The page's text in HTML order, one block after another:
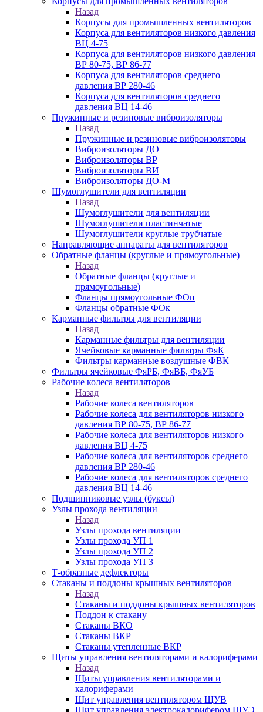
Назад
Корпусы для промышленных вентиляторов
Корпуса для вентиляторов низкого давления
ВЦ 4-75
Корпуса для вентиляторов низкого давления
ВР 80-75, ВР 86-77
Корпуса для вентиляторов среднего
давления ВР 280-46
Корпуса для вентиляторов среднего
давления ВЦ 14-46
Пружинные и резиновые виброизоляторы
Назад
Пружинные и резиновые виброизоляторы
Виброизоляторы ДО
Виброизоляторы ВР
Виброизоляторы ВИ
Виброизоляторы ДО-М
Шумоглушители для вентиляции
Назад
Шумоглушители для вентиляции
Шумоглушители пластинчатые
Шумоглушители круглые трубчатые
Направляющие аппараты для вентиляторов
Обратные фланцы (круглые и прямоугольные)
Назад
Обратные фланцы (круглые и
прямоугольные)
Фланцы прямоугольные ФОп
Фланцы обратные ФОк
Карманные фильтры для вентиляции
Назад
Карманные фильтры для вентиляции
Ячейковые карманные фильтры ФяК
Фильтры карманные воздушные ФВК
Фильтры ячейковые ФяРБ, ФяВБ, ФяУБ
Рабочие колеса вентиляторов
Назад
Рабочие колеса вентиляторов
Рабочие колеса для вентиляторов низкого
давления ВР 80-75, ВР 86-77
Рабочие колеса для вентиляторов низкого
давления ВЦ 4-75
Рабочие колеса для вентиляторов среднего
давления ВР 280-46
Рабочие колеса для вентиляторов среднего
давления ВЦ 14-46
Подшипниковые узлы (буксы)
Узлы прохода вентиляции
Назад
Узлы прохода вентиляции
Узлы прохода УП 1
Узлы прохода УП 2
Узлы прохода УП 3
Т-образные дефлекторы
Стаканы и поддоны крышных вентиляторов
Назад
Стаканы и поддоны крышных вентиляторов
Поддон к стакану
Стаканы ВКО
Стаканы ВКР
Стаканы утепленные ВКР
Щиты управления вентиляторами и калориферами
Назад
Щиты управления вентиляторами и
калориферами
Щит управления вентилятором ЩУВ
Щит управления электрокалорифером ЩУЭ